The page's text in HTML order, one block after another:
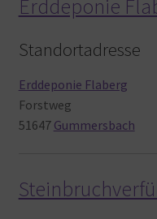
Erddeponie
Standortadresse
Erddeponie Flaberg
Forstweg
51647 Gummersbach